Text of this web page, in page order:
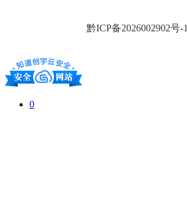
黔ICP备2026002902号-1
0